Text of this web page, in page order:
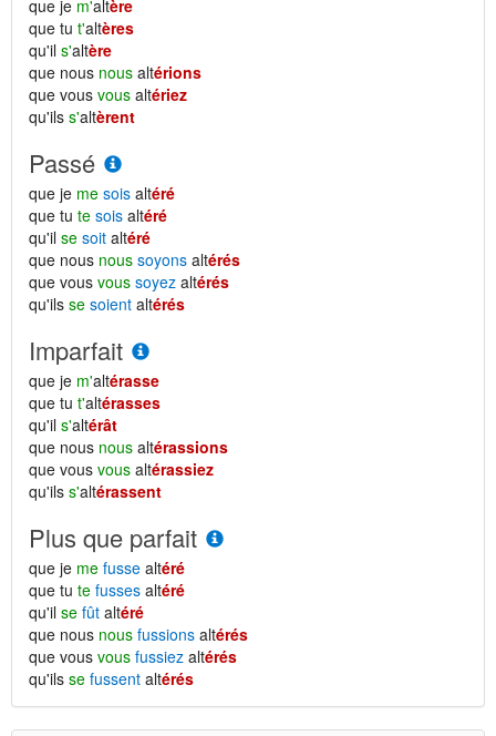
que je m'altère
que tu t'altères
qu'il s'altère
que nous nous altérions
que vous vous altériez
qu'ils s'altèrent
Passé
que je me sois altéré
que tu te sois altéré
qu'il se soit altéré
que nous nous soyons altérés
que vous vous soyez altérés
qu'ils se soient altérés
Imparfait
que je m'altérasse
que tu t'altérasses
qu'il s'altérât
que nous nous altérassions
que vous vous altérassiez
qu'ils s'altérassent
Plus que parfait
que je me fusse altéré
que tu te fusses altéré
qu'il se fût altéré
que nous nous fussions altérés
que vous vous fussiez altérés
qu'ils se fussent altérés